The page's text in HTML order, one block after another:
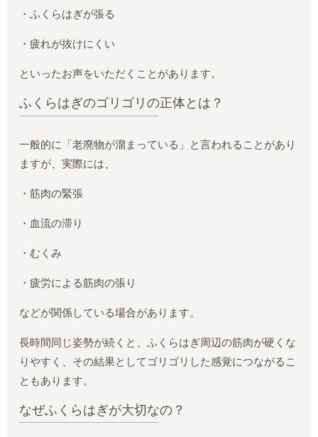
・ふくらはぎが張る
・疲れが抜けにくい
といったお声をいただくことがあります。
ふくらはぎのゴリゴリの正体とは？
一般的に「老廃物が溜まっている」と言われることがあり
ますが、実際には、
・筋肉の緊張
・血流の滞り
・むくみ
・疲労による筋肉の張り
などが関係している場合があります。
長時間同じ姿勢が続くと、ふくらはぎ周辺の筋肉が硬くな
りやすく、その結果としてゴリゴリした感覚につながるこ
ともあります。
なぜふくらはぎが大切なの？